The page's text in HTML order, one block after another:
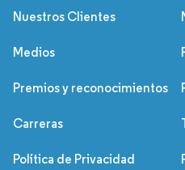
Nuestros Clientes
Medios
Premios y reconocimientos
Carreras
Política de Privacidad